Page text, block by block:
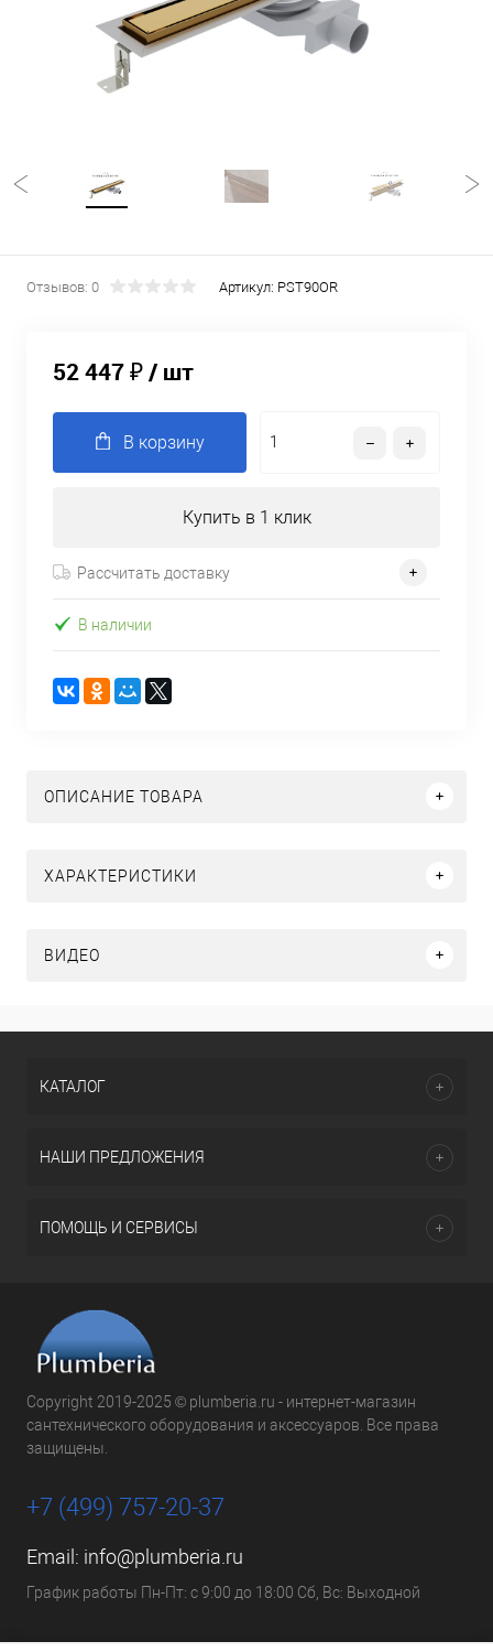
Отзывов: 0 Артикул: PST90OR
52 447 ₽/ шт
В корзину
Купить в 1 клик
Рассчитать доставку
В наличии
ОПИСАНИЕ ТОВАРА
ХАРАКТЕРИСТИКИ
ВИДЕО
КАТАЛОГ
НАШИ ПРЕДЛОЖЕНИЯ
ПОМОЩЬ И СЕРВИСЫ
Copyright 2019-2025 © plumberia.ru - интернет-магазин
сантехнического оборудования и аксессуаров. Все права
защищены.
+7 (499) 757-20-37
Email: info@plumberia.ru
График работы Пн-Пт: с 9:00 до 18:00 Сб, Вс: Выходной